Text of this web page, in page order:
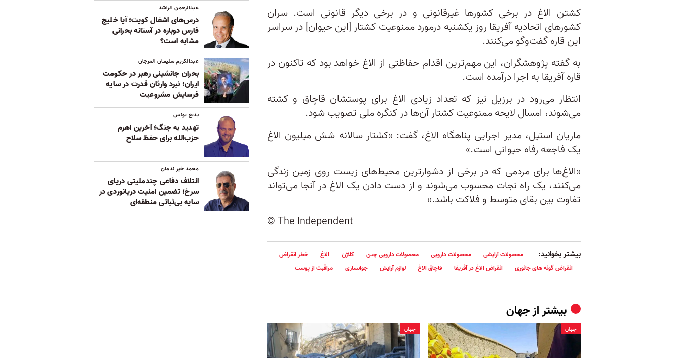
کشتن الاغ در برخی کشورها غیرقانونی و در برخی دیگر قانونی است. سران
کشورهای اتحادیه آفریقا روز یکشنبه درمورد ممنوعیت کشتار [این حیوان] در سراسر
این قاره گفت‌وگو می‌کنند.
به گفته پژوهشگران، این مهم‌ترین اقدام حفاظتی از الاغ خواهد بود که تاکنون در
قاره آفریقا به اجرا درآمده است.
انتظار می‌رود در برزیل نیز که تعداد زیادی الاغ برای پوستشان قاچاق و کشته
می‌شوند، امسال لایحه ممنوعیت کشتار آن‌ها در کنگره ملی تصویب شود.
ماریان استیل، مدیر اجرایی پناهگاه الاغ، گفت: «کشتار سالانه شش میلیون الاغ
یک فاجعه‌ رفاه حیوانی است.»
«الاغ‌ها برای مردمی که در برخی از دشوارترین محیط‌های زیست روی زمین زندگی
می‌کنند، یک راه نجات محسوب می‌شوند و از دست دادن یک الاغ در آنجا می‌تواند
تفاوت بین بقای متوسط و فلاکت باشد.»
© The Independent
بیشتر بخوانید: محصولات آرایشی محصولات دارویی محصولات دارویی چین کلاژن الاغ
خطر انقراض
انقراض گونه های جانوری
انقراض الاغ در آفریفا قاچاق الاغ لوازم آرایش جوانسازی مراقبت از پوست
بیشتر ازجهان
جهان جهان
عبدالرحمن الراشد
درس‌های اشغال کویت؛ آیا خلیج
فارس دوباره در آستانه بحرانی
مشابه است؟
عبدالکریم سلیمان العرجان
بحران جانشینی رهبر در حکومت
ایران؛ نبرد وارثان قدرت در سایه
فرسایش مشروعیت
بدیع یونس
تهدید به جنگ؛ آخرین اهرم
حزب‌الله برای حفظ سلاح
محمد خیر ندمان
ائتلاف دفاعی چندملیتی دریای
سرخ؛ تضمین امنیت دریانوردی در
سایه بی‌ثباتی‌ منطقه‌ای